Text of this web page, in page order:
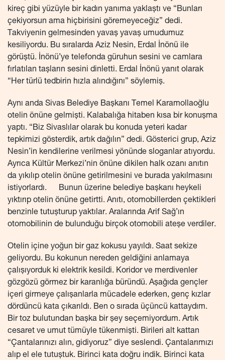
kireç gibi yüzüyle bir kadın yanıma yaklaştı ve “Bunları
çekiyorsun ama hiçbirisini göremeyeceğiz” dedi.
Takviyenin gelmesinden yavaş yavaş umudumuz
kesiliyordu. Bu sıralarda Aziz Nesin, Erdal İnönü ile
görüştü. İnönü’ye telefonda güruhun sesini ve camlara
fırlatılan taşların sesini dinletti. Erdal İnönü yanıt olarak
“Her türlü tedbirin hızla alındığını” söylemiş.
Aynı anda Sivas Belediye Başkanı Temel Karamollaoğlu
otelin önüne gelmişti. Kalabalığa hitaben kısa bir konuşma
yaptı. “Biz Sivaslılar olarak bu konuda yeteri kadar
tepkimizi gösterdik, artık dağılın” dedi. Gösterici grup, Aziz
Nesin’in kendilerine verilmesi yönünde sloganlar atıyordu.
Ayrıca Kültür Merkezi’nin önüne dikilen halk ozanı anıtın
da yıkılıp otelin önüne getirilmesini ve burada yakılmasını
istiyorlardı. Bunun üzerine belediye başkanı heykeli
yıktırıp otelin önüne getirtti. Anıtı, otomobillerden çektikleri
benzinle tutuşturup yaktılar. Aralarında Arif Sağ’ın
otomobilinin de bulunduğu birçok otomobili ateşe verdiler.
Otelin içine yoğun bir gaz kokusu yayıldı. Saat sekize
geliyordu. Bu kokunun nereden geldiğini anlamaya
çalışıyorduk ki elektrik kesildi. Koridor ve merdivenler
gözgözü görmez bir karanlığa büründü. Aşağıda gençler
içeri girmeye çalışanlarla mücadele ederken, genç kızlar
dördüncü kata çıkarıldı. Ben o sırada üçüncü kattaydım.
Bir toz bulutundan başka bir şey seçemiyordum. Artık
cesaret ve umut tümüyle tükenmişti. Birileri alt kattan
“Çantalarınızı alın, gidiyoruz” diye seslendi. Çantalarımızı
alıp el ele tutuştuk. Birinci kata doğru indik. Birinci kata